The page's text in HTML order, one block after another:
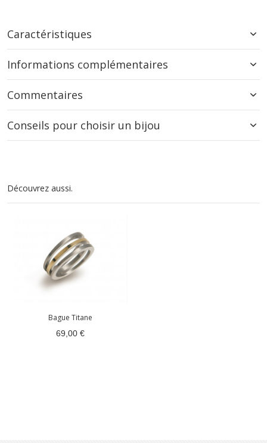
Caractéristiques
Informations complémentaires
Commentaires
Conseils pour choisir un bijou
Découvrez aussi.
Bague Titane
69,00 €